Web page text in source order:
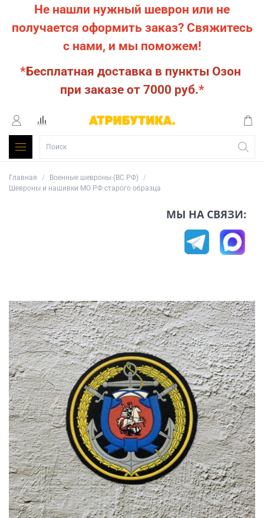
Не нашли нужный шеврон или не
получается оформить заказ? Свяжитесь
с нами, и мы поможем!
*Бесплатная доставка в пункты Озон
при заказе от 7000 руб.*
Главная
Военные шевроны (ВС РФ)
Шевроны и нашивки МО РФ старого образца
МЫ НА СВЯЗИ: